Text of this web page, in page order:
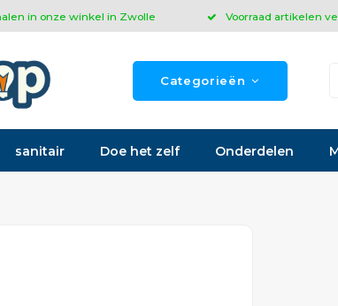
in onze winkel in Zwolle Voorraad artikelen
Categorieën
sanitair Doe het zelf Onderdelen